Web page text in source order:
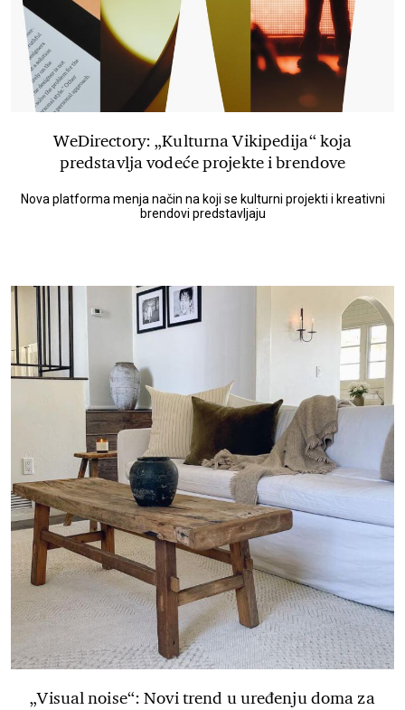
WeDirectory: „Kulturna Vikipedija“ koja
predstavlja vodeće projekte i brendove
Nova platforma menja način na koji se kulturni projekti i kreativni
brendovi predstavljaju
„Visual noise“: Novi trend u uređenju doma za